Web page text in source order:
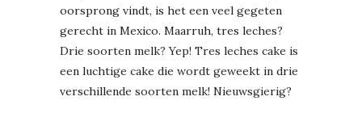
oorsprong vindt, is het een veel gegeten
gerecht in Mexico. Maarruh, tres leches?
Drie soorten melk? Yep! Tres leches cake is
een luchtige cake die wordt geweekt in drie
verschillende soorten melk! Nieuwsgierig?